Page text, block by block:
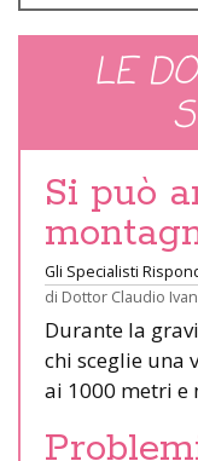
LE
Si può
Gli Specialisti
di Dottor Claudio
Durante la
chi sceglie una
ai 1000 metri e